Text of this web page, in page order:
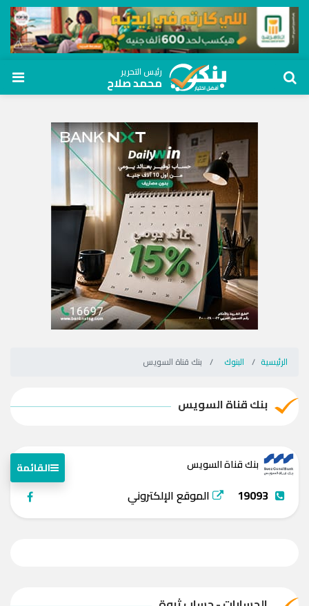
رئيس التحرير
محمد صلاح
الرئيسية البنوك بنك قناة السويس
بنك قناة السويس
بنك قناة السويس القائمة
19093 الموقع الإلكتروني